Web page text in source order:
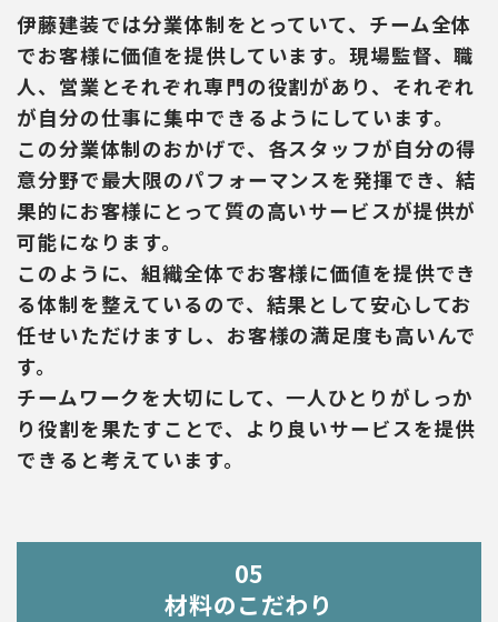
伊藤建装では分業体制をとっていて、チーム全体
でお客様に価値を提供しています。現場監督、職
人、営業とそれぞれ専門の役割があり、それぞれ
が自分の仕事に集中できるようにしています。
この分業体制のおかげで、各スタッフが自分の得
意分野で最大限のパフォーマンスを発揮でき、結
果的にお客様にとって質の高いサービスが提供が
可能になります。
このように、組織全体でお客様に価値を提供でき
る体制を整えているので、結果として安心してお
任せいただけますし、お客様の満足度も高いんで
す。
チームワークを大切にして、一人ひとりがしっか
り役割を果たすことで、より良いサービスを提供
できると考えています。
05
材料のこだわり